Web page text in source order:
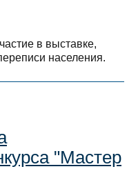
в выставке,
населения.
"Мастер